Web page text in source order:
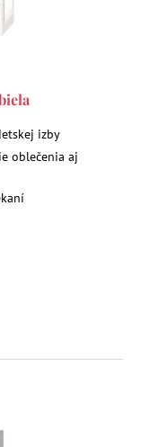
izby
oblečenia aj